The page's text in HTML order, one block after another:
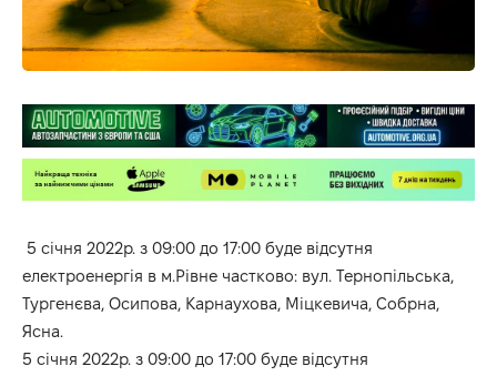
5 січня 2022р. з 09:00 до 17:00 буде відсутня
електроенергія в м.Рівне частково: вул. Тернопільська,
Тургенєва, Осипова, Карнаухова, Міцкевича, Собрна,
Ясна.
5 січня 2022р. з 09:00 до 17:00 буде відсутня